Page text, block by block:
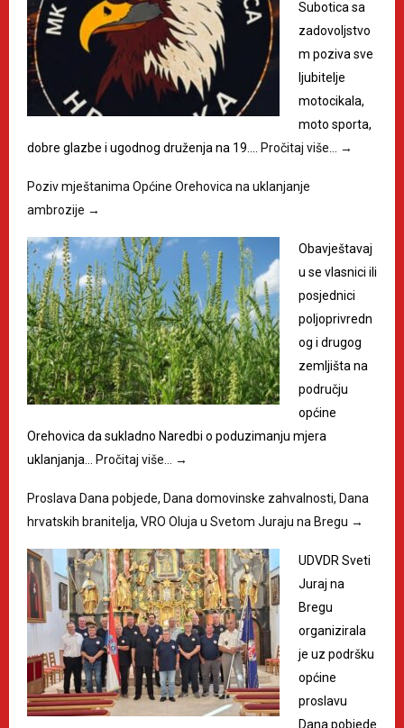
Subotica sa
zadovoljstvo
m poziva sve
ljubitelje
motocikala,
moto sporta,
dobre glazbe i ugodnog druženja na 19.…
Pročitaj više… →
Poziv mještanima Općine Orehovica na uklanjanje
ambrozije →
Obavještavaj
u se vlasnici ili
posjednici
poljoprivredn
og i drugog
zemljišta na
području
općine
Orehovica da sukladno Naredbi o poduzimanju mjera
uklanjanja…
Pročitaj više… →
Proslava Dana pobjede, Dana domovinske zahvalnosti, Dana
hrvatskih branitelja, VRO Oluja u Svetom Juraju na Bregu →
UDVDR Sveti
Juraj na
Bregu
organizirala
je uz podršku
općine
proslavu
Dana pobjede